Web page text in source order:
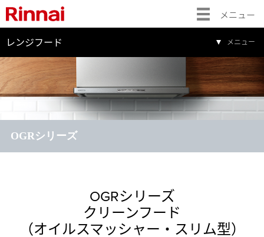
メニュー
レンジフード メニュー
OGRシリーズ
OGRシリーズ
クリーンフード
（オイルスマッシャー・スリム型）